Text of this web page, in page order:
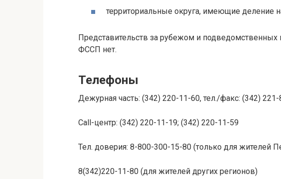
территориальные округа, имеющие деление
Представительств за рубежом и подведомственных
ФССП нет.
Телефоны
Дежурная часть: (342) 220-11-60, тел./факс: (342)
Call-центр: (342) 220-11-19; (342) 220-11-59
Тел. доверия: 8-800-300-15-80 (только для жителей
8(342)220-11-80 (для жителей других регионов)